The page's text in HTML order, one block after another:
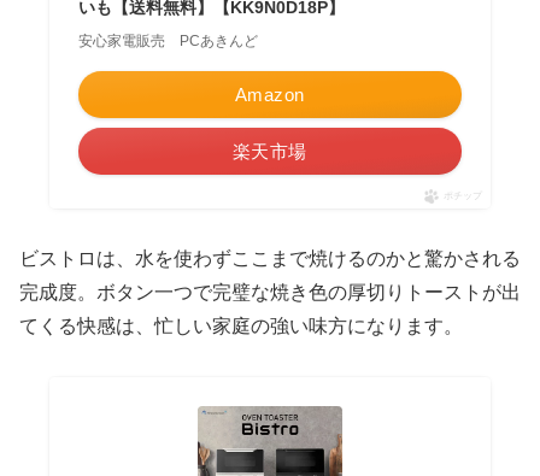
いも【送料無料】【KK9N0D18P】
安心家電販売 PCあきんど
Amazon
楽天市場
ポチップ
ビストロは、水を使わずここまで焼けるのかと驚かされる
完成度。ボタン一つで完璧な焼き色の厚切りトーストが出
てくる快感は、忙しい家庭の強い味方になります。